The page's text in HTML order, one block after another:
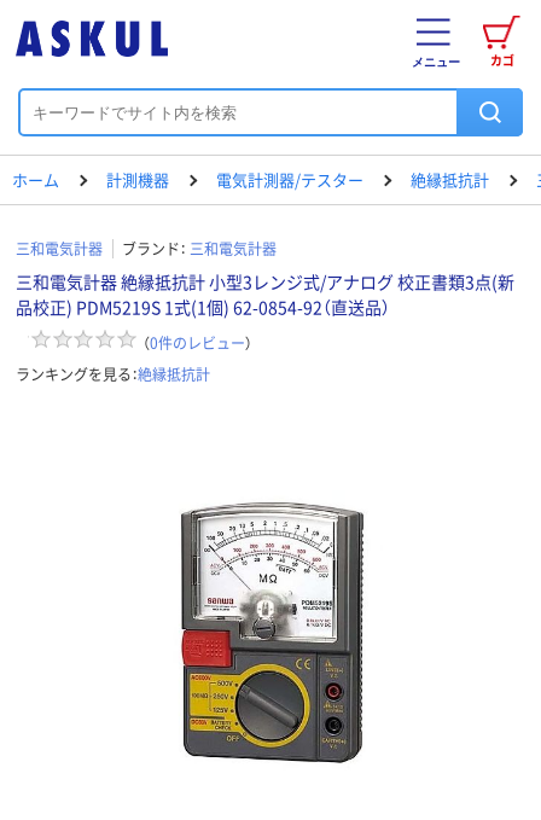
カゴ
メニュー
ホーム 計測機器 電気計測器/テスター 絶縁抵抗計
三和電気計器 ブランド： 三和電気計器
三和電気計器 絶縁抵抗計 小型3レンジ式/アナログ 校正書類3点(新
品校正) PDM5219S 1式(1個) 62-0854-92（直送品）
（0件のレビュー）
ランキングを見る：絶縁抵抗計